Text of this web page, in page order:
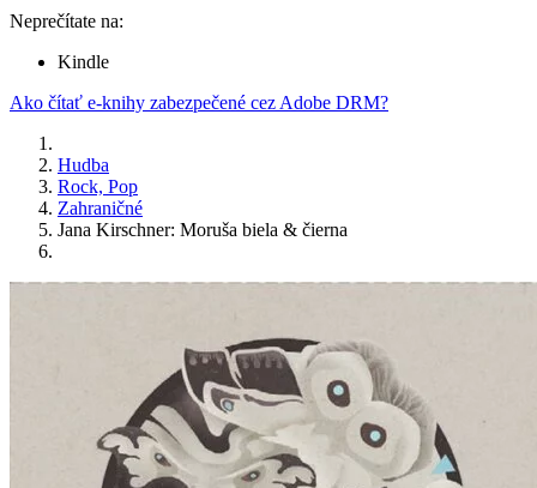
Neprečítate na:
Kindle
Ako čítať e-knihy zabezpečené cez Adobe DRM?
Hudba
Rock, Pop
Zahraničné
Jana Kirschner: Moruša biela & čierna